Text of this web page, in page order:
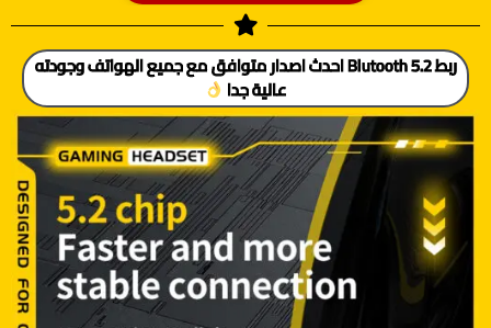
ربط Blutooth 5.2 احدث اصدار متوافق مع جميع الهواتف وجودته
عالية جدا